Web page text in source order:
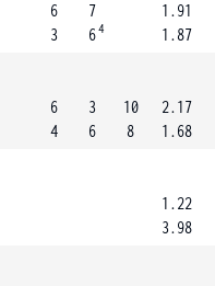
6
3
7
64
1.91
1.87
6
4
3
6
10
8
2.17
1.68
1.22
3.98